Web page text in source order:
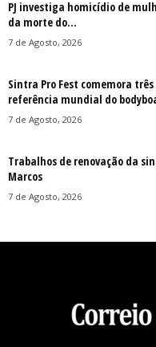
PJ investiga homicídio de
da morte do...
7 de Agosto, 2026
Sintra Pro Fest comemora
referência mundial do
7 de Agosto, 2026
Trabalhos de renovação da
Marcos
7 de Agosto, 2026